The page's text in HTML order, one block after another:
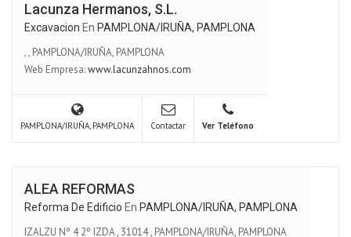
Lacunza Hermanos, S.L.
Excavacion En PAMPLONA/IRUÑA, PAMPLONA
,, PAMPLONA/IRUÑA, PAMPLONA
Web Empresa:www.lacunzahnos.com
PAMPLONA/IRUÑA, PAMPLONA Contactar Ver Teléfono
ALEA REFORMAS
Reforma De Edificio En PAMPLONA/IRUÑA, PAMPLONA
IZALZU Nº 4 2º IZDA, 31014, PAMPLONA/IRUÑA, PAMPLONA